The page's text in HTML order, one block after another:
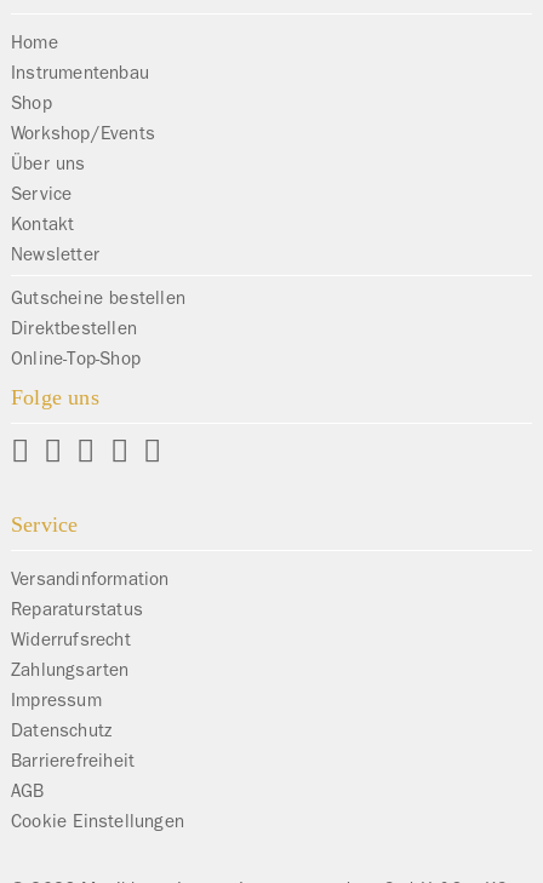
Home
Instrumentenbau
Shop
Workshop/Events
Über uns
Service
Kontakt
Newsletter
Gutscheine bestellen
Direktbestellen
Online-Top-Shop
Folge uns
Service
Versandinformation
Reparaturstatus
Widerrufsrecht
Zahlungsarten
Impressum
Datenschutz
Barrierefreiheit
AGB
Cookie Einstellungen